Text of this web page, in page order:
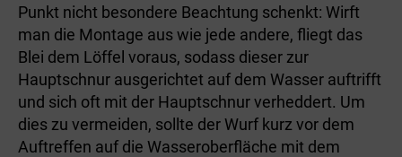
Punkt nicht besondere Beachtung schenkt: Wirft
man die Montage aus wie jede andere, fliegt das
Blei dem Löffel voraus, sodass dieser zur
Hauptschnur ausgerichtet auf dem Wasser auftrifft
und sich oft mit der Hauptschnur verheddert. Um
dies zu vermeiden, sollte der Wurf kurz vor dem
Auftreffen auf die Wasseroberfläche mit dem